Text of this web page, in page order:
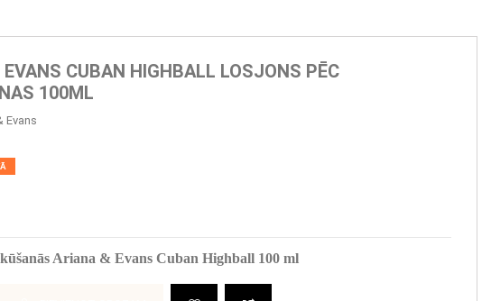
CUBAN HIGHBALL LOSJONS PĒC
100ML
Evans
Ariana & Evans Cuban Highball 100 ml